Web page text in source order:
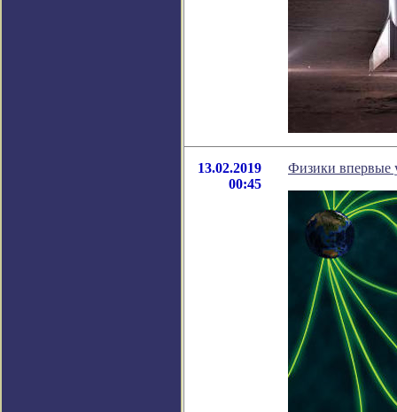
13.02.2019
00:45
Физики впервые